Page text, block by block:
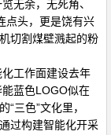
无余，无死角、
点头，更是饶有兴
切割煤壁溅起的粉
工作面建设去年
蓝色LOGO似在
三色”文化里，
过构建智能化开采